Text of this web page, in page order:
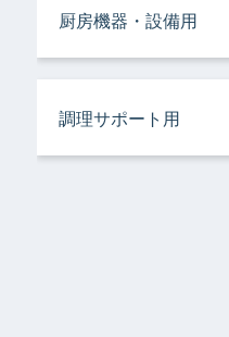
厨房機器・設備用
調理サポート用
バスルーム用
衣類用
容器洗浄機用
リネンサプライ用
リネンサプライ用